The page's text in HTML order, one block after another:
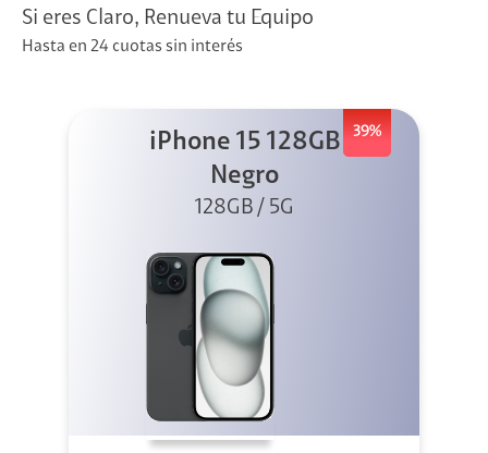
Si eres Claro, Renueva tu Equipo
Hasta en 24 cuotas sin interés
39%
iPhone 15 128GB
Negro
128GB / 5G